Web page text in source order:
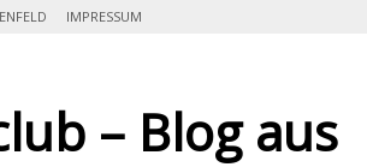
IMPRESSUM
– Blog aus